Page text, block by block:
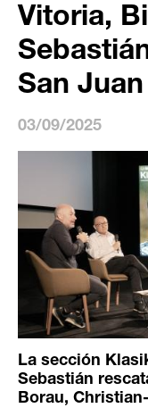
Vitoria,
San
03/09/2025
La sección
Sebastián
Borau,